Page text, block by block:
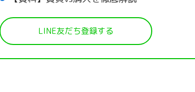
LINE友だち登録する